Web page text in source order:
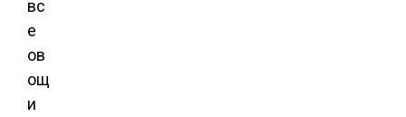
вс
е
ов
ощ
и